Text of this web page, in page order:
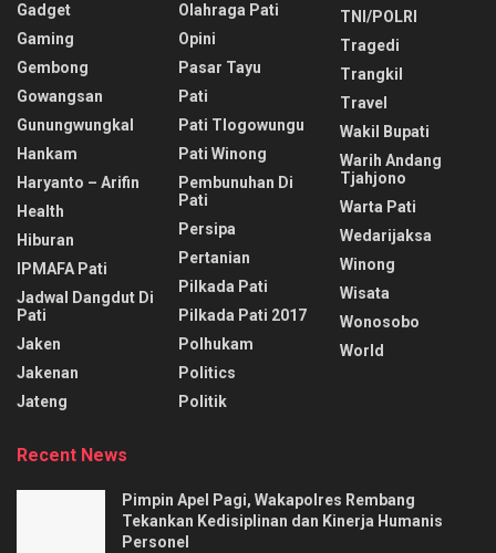
Gadget
Gaming
Gembong
Gowangsan
Gunungwungkal
Hankam
Haryanto – Arifin
Health
Hiburan
IPMAFA Pati
Jadwal Dangdut Di
Pati
Jaken
Jakenan
Jateng
Olahraga Pati
Opini
Pasar Tayu
Pati
Pati Tlogowungu
Pati Winong
Pembunuhan Di
Pati
Persipa
Pertanian
Pilkada Pati
Pilkada Pati 2017
Polhukam
Politics
Politik
TNI/POLRI
Tragedi
Trangkil
Travel
Wakil Bupati
Warih Andang
Tjahjono
Warta Pati
Wedarijaksa
Winong
Wisata
Wonosobo
World
Recent News
Pimpin Apel Pagi, Wakapolres Rembang
Tekankan Kedisiplinan dan Kinerja Humanis
Personel